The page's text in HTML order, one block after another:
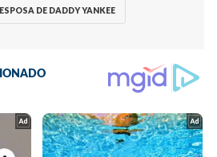
ESPOSA DE DADDY YANKEE